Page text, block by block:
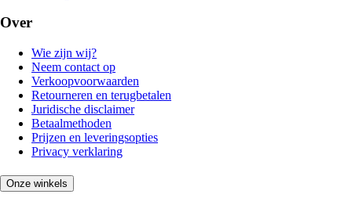
Over
Wie zijn wij?
Neem contact op
Verkoopvoorwaarden
Retourneren en terugbetalen
Juridische disclaimer
Betaalmethoden
Prijzen en leveringsopties
Privacy verklaring
Onze winkels